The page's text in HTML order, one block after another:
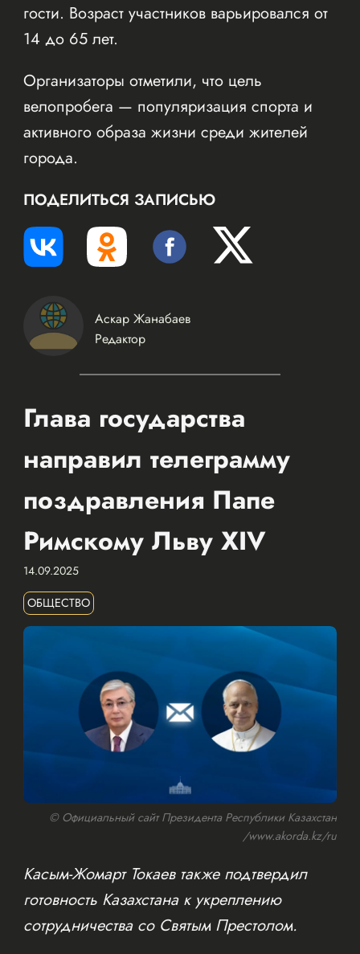
гости. Возраст участников варьировался от
14 до 65 лет.
Организаторы отметили, что цель
велопробега — популяризация спорта и
активного образа жизни среди жителей
города.
ПОДЕЛИТЬСЯ ЗАПИСЬЮ
Аскар Жанабаев
Редактор
Глава государства
направил телеграмму
поздравления Папе
Римскому Льву XIV
14.09.2025
ОБЩЕСТВО
© Официальный сайт Президента Республики Казахстан
/www.akorda.kz/ru
Касым-Жомарт Токаев также подтвердил
готовность Казахстана к укреплению
сотрудничества со Святым Престолом.